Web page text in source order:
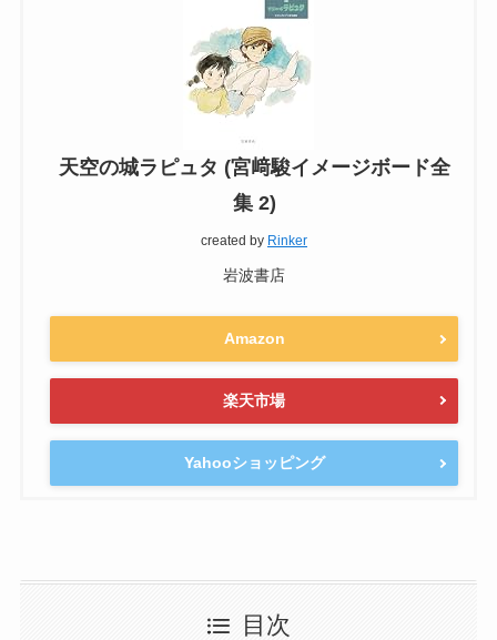
天空の城ラピュタ (宮﨑駿イメージボード全
集 2)
created by Rinker
岩波書店
Amazon
楽天市場
Yahooショッピング
目次